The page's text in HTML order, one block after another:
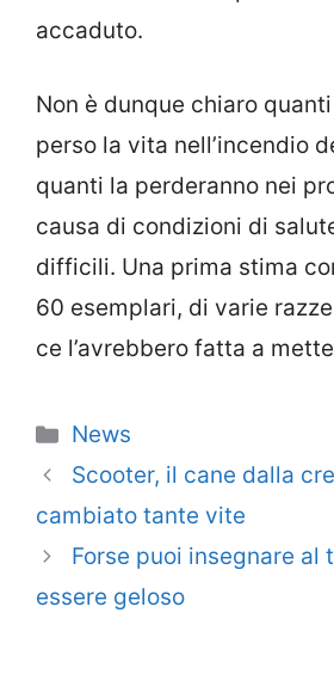
accaduto.
Non è dunque chiaro
perso la vita nell’incendio
quanti la perderanno nei
causa di condizioni di
difficili. Una prima stima
60 esemplari, di varie
ce l’avrebbero fatta a
Categorie
News
Scooter, il cane dalla
cambiato tante vite
Forse puoi insegnare al
essere geloso